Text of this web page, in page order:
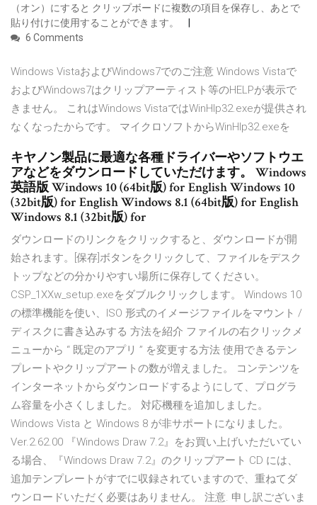
（オン）にすると クリップボードに複数の項目を保存し、あとで
貼り付けに使用することができます。
6 Comments
Windows VistaおよびWindows7でのご注意 Windows Vistaで
およびWindows7はクリップアーティスト等のHELPが表示で
きません。 これはWindows VistaではWinHlp32.exeが提供され
なくなったからです。 マイクロソフトからWinHlp32.exeを
キヤノン製品に最適な各種ドライバーやソフトウエ
アなどをダウンロードしていただけます。 Windows
英語版 Windows 10 (64bit版) for English Windows 10
(32bit版) for English Windows 8.1 (64bit版) for English
Windows 8.1 (32bit版) for
ダウンロードのリンクをクリックすると、ダウンロードが開
始されます。[保存]ボタンをクリックして、ファイルをデスク
トップなどの分かりやすい場所に保存してください。
CSP_1XXw_setup.exeをダブルクリックします。 Windows 10
の標準機能を使い、ISO 形式のイメージファイルをマウント /
ディスクに書き込みする 方法を紹介 ファイルの右クリックメ
ニューから “ 既定のアプリ ” を変更する方法 使用できるテン
プレートやクリップアートの数が増えました。 コンテンツを
インターネットからダウンロードするようにして、プログラ
ム容量を小さくしました。 対応機種を追加しました。
Windows Vista と Windows 8 が非サポートになりました。
Ver.2.62.00 『Windows Draw 7.2』をお買い上げいただいてい
る場合、『Windows Draw 7.2』のクリップアート CD には、
追加テンプレートがすでに収録されていますので、重ねてダ
ウンロードいただく必要はありません。 注意. 申し訳ございま